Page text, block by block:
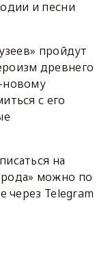
и песни
пройдут
древнего
новому
с его
на
можно по
через Telegram